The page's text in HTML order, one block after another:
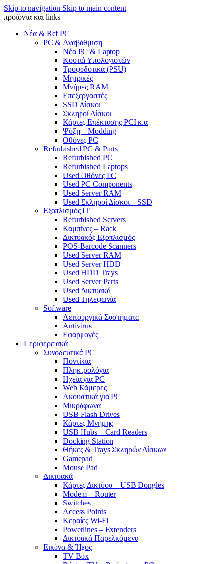
Skip to navigation Skip to main content
προϊόντα και links
Νέα & Ref PC
PC & Αναβάθμιση
Νέα PC & Laptop
Κουτιά Υπολογιστών
Τροφοδοτικά (PSU)
Μητρικές
Μνήμες RAM
Επεξεργαστές
SSD Δίσκοι
Σκληροί Δίσκοι
Κάρτες Επέκτασης PCI κ.α
Ψύξη – Modding
Οθόνες PC
Refurbished PC & Parts
Refurbished PC
Refurbished Laptops
Used Οθόνες PC
Used PC Components
Used Server RAM
Used Σκληροί Δίσκοι – SSD
Εξοπλισμός IT
Refurbished Servers
Καμπίνες – Rack
Δικτυακός Εξοπλισμός
POS-Barcode Scanners
Used Server RAM
Used Server HDD
Used HDD Trays
Used Server Parts
Used Δικτυακά
Used Τηλεφωνία
Software
Λειτουργικά Συστήματα
Antivirus
Εφαρμογές
Περιφερειακά
Συνοδευτικά PC
Ποντίκια
Πληκτρολόγια
Ηχεία για PC
Web Κάμερες
Ακουστικά για PC
Μικρόφωνα
USB Flash Drives
Κάρτες Μνήμης
USB Hubs – Card Readers
Docking Station
Θήκες & Trays Σκληρών Δίσκων
Gamepad
Mouse Pad
Δικτυακά
Κάρτες Δικτύου – USB Dongles
Modem – Router
Switches
Access Points
Κεραίες Wi-Fi
Powerlines – Extenders
Δικτυακά Παρελκόμενα
Εικόνα & Ήχος
TV Box